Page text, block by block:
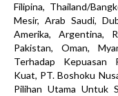
Filipina, Thailand/
Mesir, Arab Saudi,
Amerika, Argentina,
Pakistan, Oman,
Terhadap Kepuasan
Kuat, PT. Boshoku
Pilihan Utama Untuk